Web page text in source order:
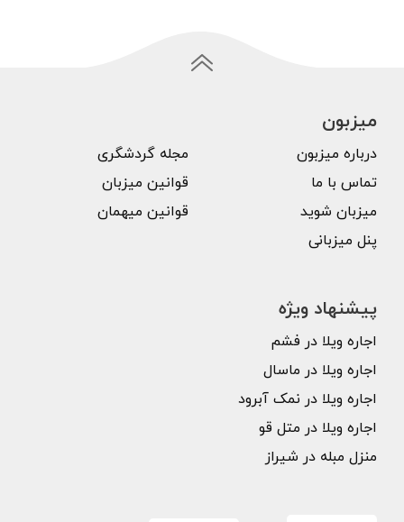
میزبون
درباره میزبون
تماس با ما
میزبان شوید
پنل میزبانی
مجله گردشگری
قوانین میزبان
قوانین میهمان
پیشنهاد ویژه
اجاره ویلا در فشم
اجاره ویلا در ماسال
اجاره ویلا در نمک آبرود
اجاره ویلا در متل قو
منزل مبله در شیراز